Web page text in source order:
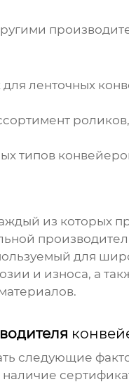
ленточных
типов
из которых
для
и износа, а
следующие